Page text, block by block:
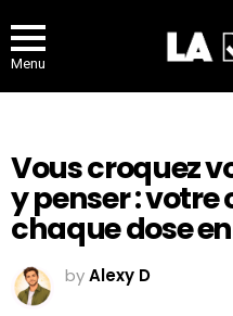
Menu
Vous croquez
y penser :
chaque dose
byAlexy D